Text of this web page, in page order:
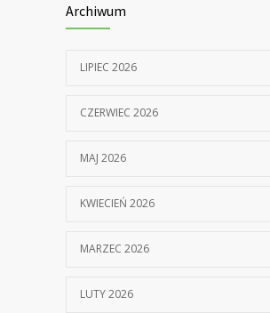
Archiwum
LIPIEC 2026
CZERWIEC 2026
MAJ 2026
KWIECIEŃ 2026
MARZEC 2026
LUTY 2026